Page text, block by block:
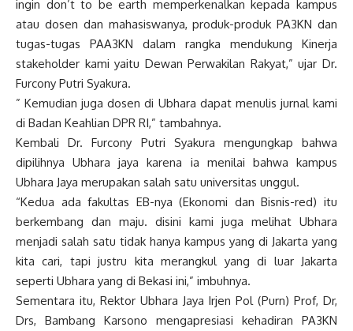
ingin don’t to be earth memperkenalkan kepada kampus
atau dosen dan mahasiswanya, produk-produk PA3KN dan
tugas-tugas PAA3KN dalam rangka mendukung Kinerja
stakeholder kami yaitu Dewan Perwakilan Rakyat,” ujar Dr.
Furcony Putri Syakura.
” Kemudian juga dosen di Ubhara dapat menulis jurnal kami
di Badan Keahlian DPR RI,” tambahnya.
Kembali Dr. Furcony Putri Syakura mengungkap bahwa
dipilihnya Ubhara jaya karena ia menilai bahwa kampus
Ubhara Jaya merupakan salah satu universitas unggul.
“Kedua ada fakultas EB-nya (Ekonomi dan Bisnis-red) itu
berkembang dan maju. disini kami juga melihat Ubhara
menjadi salah satu tidak hanya kampus yang di Jakarta yang
kita cari, tapi justru kita merangkul yang di luar Jakarta
seperti Ubhara yang di Bekasi ini,” imbuhnya.
Sementara itu, Rektor Ubhara Jaya Irjen Pol (Purn) Prof, Dr,
Drs, Bambang Karsono mengapresiasi kehadiran PA3KN